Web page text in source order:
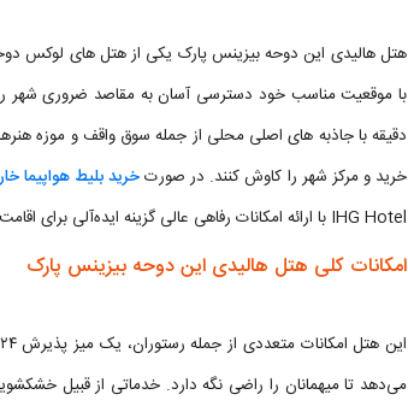
هتل هالیدی این دوحه بیزینس پارک یکی از هتل ‌های لوکس
دقیقه با جاذبه های اصلی محلی از جمله سوق واقف و موزه
خرید و مرکز شهر را کاوش کنند. در صورتخرید بلیط هواپیما
IHG Hotel با ارائه امکانات رفاهی عالی گزینه ایده‌آلی برای اقامت به شمار می‌آید.
امکانات کلی هتل هالیدی این دوحه بیزینس پارک
می‌دهد تا میهمانان را راضی نگه دارد. خدماتی از قبیل